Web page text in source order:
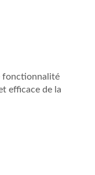
fonctionnalité
efficace de la